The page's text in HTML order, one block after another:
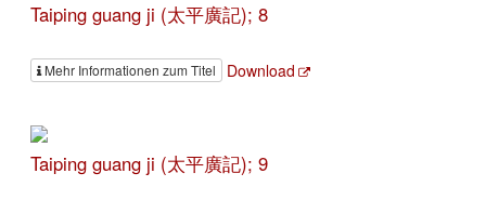
Taiping guang ji (太平廣記); 8
Mehr Informationen zum Titel Download
Taiping guang ji (太平廣記); 9